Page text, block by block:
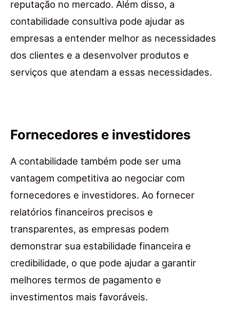
reputação no mercado. Além disso, a
contabilidade consultiva pode ajudar as
empresas a entender melhor as necessidades
dos clientes e a desenvolver produtos e
serviços que atendam a essas necessidades.
Fornecedores e investidores
A contabilidade também pode ser uma
vantagem competitiva ao negociar com
fornecedores e investidores. Ao fornecer
relatórios financeiros precisos e
transparentes, as empresas podem
demonstrar sua estabilidade financeira e
credibilidade, o que pode ajudar a garantir
melhores termos de pagamento e
investimentos mais favoráveis.